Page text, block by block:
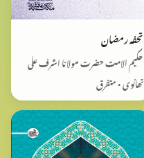
تحفہ رمضان
حکیم الامت حضرت مولانا اشرف علی
تھانوی • متفرق